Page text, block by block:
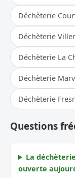
Déchèterie
Déchèterie
Déchèterie La
Déchèterie
Déchèterie
Questions
La
ouverte